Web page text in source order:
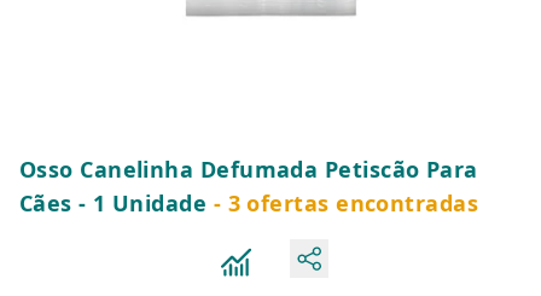
Osso Canelinha Defumada Petiscão Para
Cães - 1 Unidade - 3 ofertas encontradas